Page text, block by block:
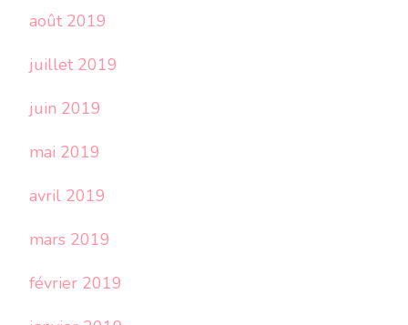
août 2019
juillet 2019
juin 2019
mai 2019
avril 2019
mars 2019
février 2019